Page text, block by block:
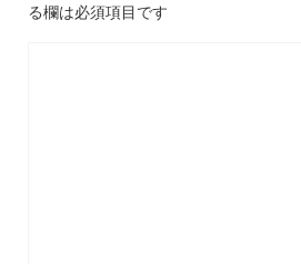
る欄は必須項目です